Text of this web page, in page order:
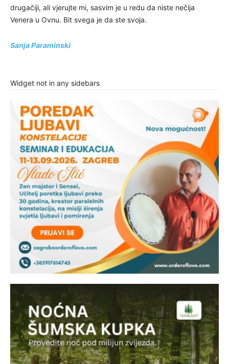
drugačiji, ali vjerujte mi, sasvim je u redu da niste nečija
Venera u Ovnu. Bit svega je da ste svoja.
Sanja Paraminski
Widget not in any sidebars